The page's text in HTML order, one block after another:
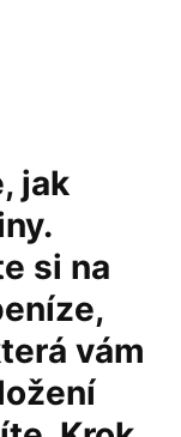
jak
si na
vám